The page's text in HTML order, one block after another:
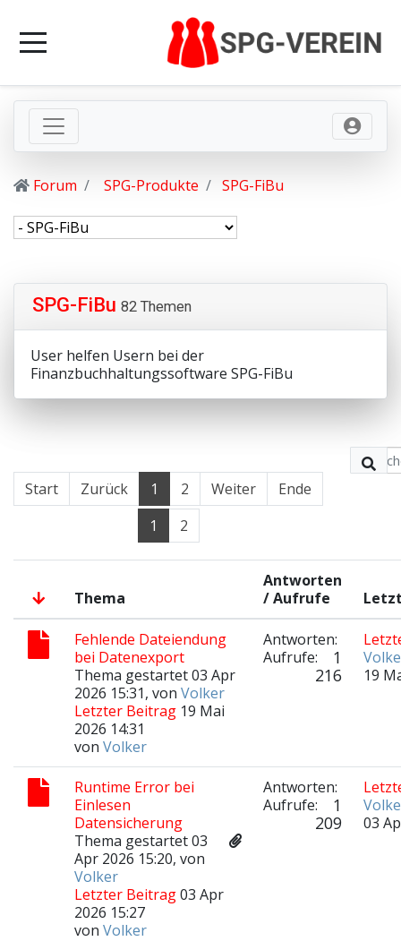
Forum SPG-Produkte SPG-FiBu
SPG-FiBu 82 Themen
User helfen Usern bei der
Finanzbuchhaltungssoftware SPG-FiBu
Start Zurück 1 2 Weiter
Ende
1
2
Thema
Antworten
/ Aufrufe
Fehlende Dateiendung
bei Datenexport
Thema gestartet 03 Apr
2026 15:31, von Volker
Letzter Beitrag 19 Mai
2026 14:31
von Volker
Antworten:
1
Aufrufe:
216
19
Runtime Error bei
Einlesen
Datensicherung
Thema gestartet 03
Apr 2026 15:20, von
Volker
Letzter Beitrag03 Apr
2026 15:27
von Volker
Antworten:
1
Aufrufe:
209
03